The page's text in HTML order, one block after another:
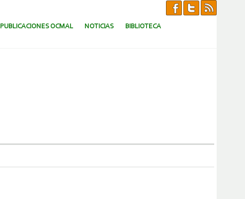
PUBLICACIONES OCMAL NOTICIAS BIBLIOTECA